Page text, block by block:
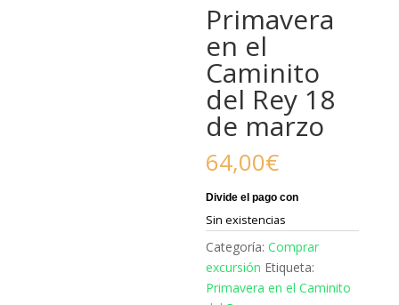
Primavera
en el
Caminito
del Rey 18
de marzo
64,00€
Sin existencias
Categoría:Comprar
excursión Etiqueta:
Primavera en el Caminito